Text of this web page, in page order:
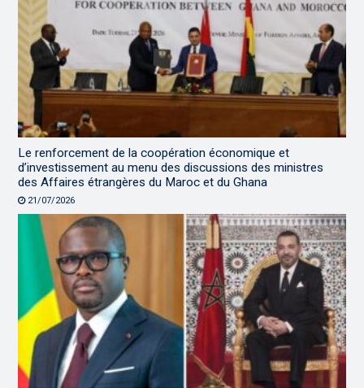
Le renforcement de la coopération économique et
d’investissement au menu des discussions des ministres
des Affaires étrangères du Maroc et du Ghana
21/07/2026